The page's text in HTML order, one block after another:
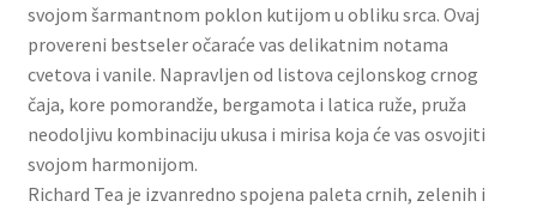
Slatki buketi
Pokloni
Pokloni za 8. mart
svojom šarmantnom poklon kutijom u obliku srca. Ovaj
provereni bestseler očaraće vas delikatnim notama
cvetova i vanile. Napravljen od listova cejlonskog crnog
čaja, kore pomorandže, bergamota i latica ruže, pruža
neodoljivu kombinaciju ukusa i mirisa koja će vas osvojiti
svojom harmonijom.
Richard Tea je izvanredno spojena paleta crnih, zelenih i